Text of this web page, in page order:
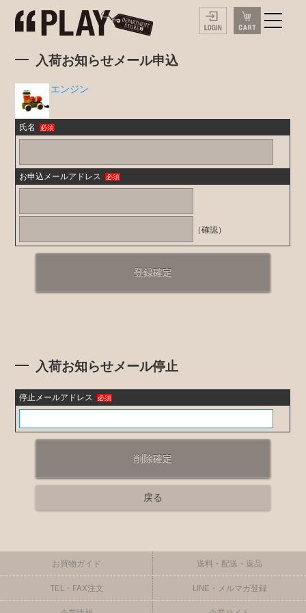
入荷お知らせメール申込
エンジン
氏名 必須
お申込メールアドレス 必須
（確認）
入荷お知らせメール停止
停止メールアドレス 必須
お買物ガイド 送料・配送・返品
TEL・FAX注文 LINE・メルマガ登録